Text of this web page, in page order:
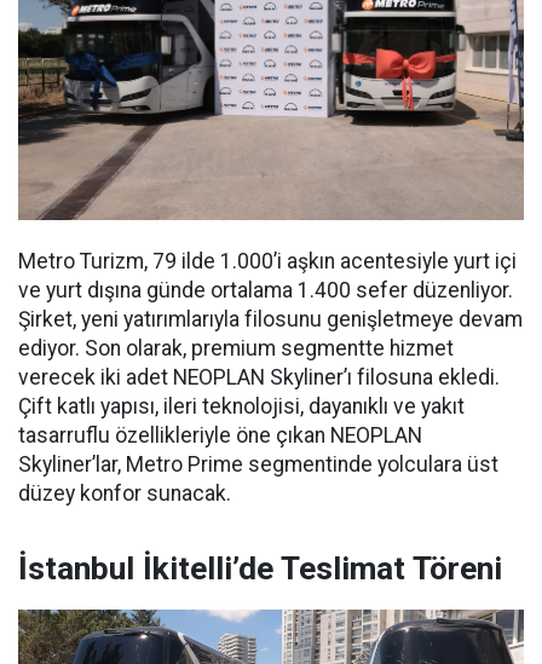
Metro Turizm, 79 ilde 1.000’i aşkın acentesiyle yurt içi
ve yurt dışına günde ortalama 1.400 sefer düzenliyor.
Şirket, yeni yatırımlarıyla filosunu genişletmeye devam
ediyor. Son olarak, premium segmentte hizmet
verecek iki adet NEOPLAN Skyliner’ı filosuna ekledi.
Çift katlı yapısı, ileri teknolojisi, dayanıklı ve yakıt
tasarruflu özellikleriyle öne çıkan NEOPLAN
Skyliner’lar, Metro Prime segmentinde yolculara üst
düzey konfor sunacak.
İstanbul İkitelli’de Teslimat Töreni